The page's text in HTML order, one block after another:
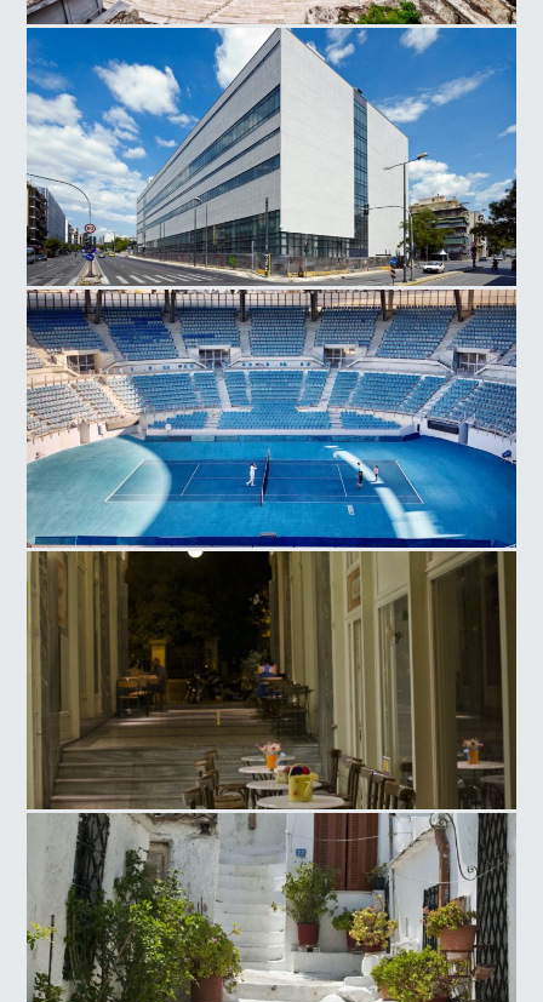
Ωδείο Ηρώδου του Αττικού
Εθνικό Μουσείο Σύγχρονης Τέχνης
Ολυμπιακό Αθλητικό Κέντρο Αθηνών, Γήπεδο Τέννις
Πλατεία Αγ. Ειρήνης